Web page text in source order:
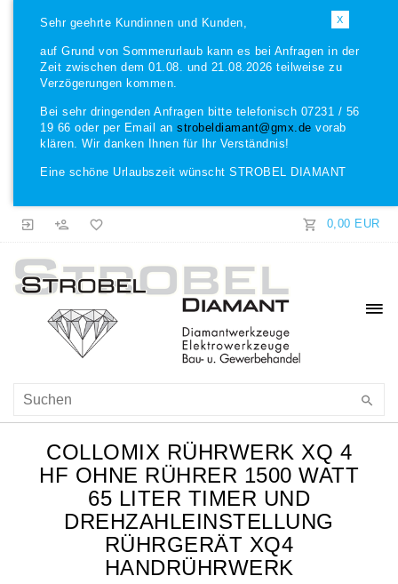
X
Sehr geehrte Kundinnen und Kunden,
auf Grund von Sommerurlaub kann es bei Anfragen in der
Zeit zwischen dem 01.08. und 21.08.2026 teilweise zu
Verzögerungen kommen.
Bei sehr dringenden Anfragen bitte telefonisch 07231 / 56
19 66 oder per Email an strobeldiamant@gmx.de vorab
klären. Wir danken Ihnen für Ihr Verständnis!
Eine schöne Urlaubszeit wünscht STROBEL DIAMANT
0,00 EUR
COLLOMIX RÜHRWERK XQ 4
HF OHNE RÜHRER 1500 WATT
65 LITER TIMER UND
DREHZAHLEINSTELLUNG
RÜHRGERÄT XQ4
HANDRÜHRWERK